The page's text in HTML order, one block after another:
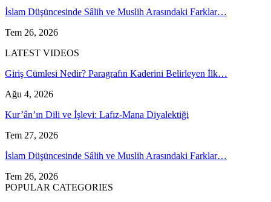
İslam Düşüncesinde Sâlih ve Muslih Arasındaki Farklar…
Tem 26, 2026
LATEST VIDEOS
Giriş Cümlesi Nedir? Paragrafın Kaderini Belirleyen İlk…
Ağu 4, 2026
Kur’ân’ın Dili ve İşlevi: Lafız-Mana Diyalektiği
Tem 27, 2026
İslam Düşüncesinde Sâlih ve Muslih Arasındaki Farklar…
Tem 26, 2026
POPULAR CATEGORIES